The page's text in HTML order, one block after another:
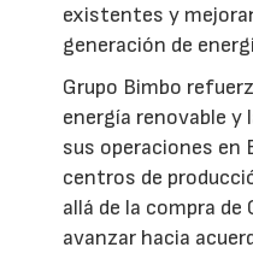
existentes y
generación de
Grupo Bimbo
energía renovable y
sus operaciones en
centros de
allá de la compra de
avanzar hacia